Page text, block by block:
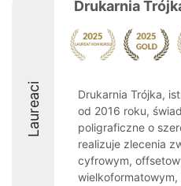
Laureaci
Drukarnia
Drukarnia Trójka,
od 2016 roku,
poligraficzne o
realizuje zlecenia
cyfrowym,
wielkoformatowym,